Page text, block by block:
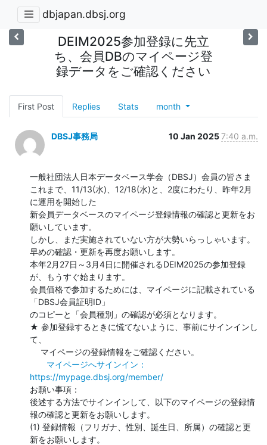
dbjapan.dbsj.org
DEIM2025参加登録に先立
ち、会員DBのマイページ登
録データをご確認ください
First Post Replies Stats month
DBSJ事務局 10 Jan 20257:40 a.m.
一般社団法人日本データベース学会（DBSJ）会員の皆さま
これまで、11/13(水)、12/18(水)と、2度にわたり、昨年2月
に運用を開始した
新会員データベースのマイページ登録情報の確認と更新をお
願いしています。
しかし、まだ実施されていない方が大勢いらっしゃいます。
早めの確認・更新を再度お願いします。
本年2月27日～3月4日に開催されるDEIM2025の参加登録
が、もうすぐ始まります。
会員価格で参加するためには、マイページに記載されている
「DBSJ会員証明ID」
のコピーと「会員種別」の確認が必須となります。
★ 参加登録するときに慌てないように、事前にサインインし
て、
マイページの登録情報をご確認ください。
マイページへサインイン：
https://mypage.dbsj.org/member/
お願い事項：
後述する方法でサインインして、以下のマイページの登録情
報の確認と更新をお願いします。
(1) 登録情報（フリガナ、性別、誕生日、所属）の確認と更
新をお願いします。